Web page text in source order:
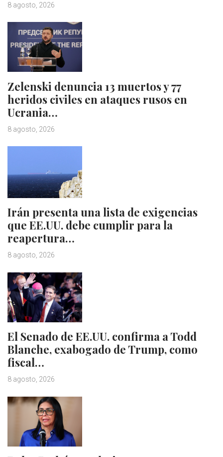
8 agosto, 2026
Zelenski denuncia 13 muertos y 77
heridos civiles en ataques rusos en
Ucrania…
8 agosto, 2026
Irán presenta una lista de exigencias
que EE.UU. debe cumplir para la
reapertura…
8 agosto, 2026
El Senado de EE.UU. confirma a Todd
Blanche, exabogado de Trump, como
fiscal…
8 agosto, 2026